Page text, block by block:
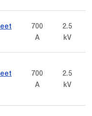
700
A
2.5
kV
700
A
2.5
kV